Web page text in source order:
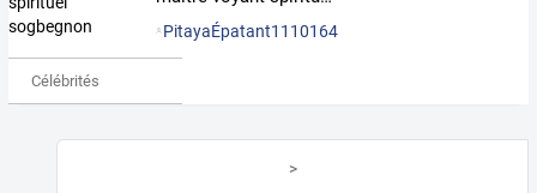
PitayaÉpatant1110164
Célébrités
>